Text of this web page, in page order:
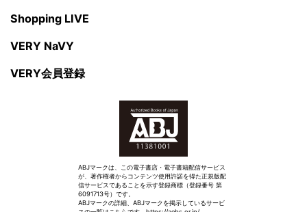
Shopping LIVE
VERY NaVY
VERY会員登録
ABJマークは、この電子書店・電子書籍配信サービス
が、著作権者からコンテンツ使用許諾を得た正規版配
信サービスであることを示す登録商標（登録番号 第
6091713号）です。
ABJマークの詳細、ABJマークを掲示しているサービ